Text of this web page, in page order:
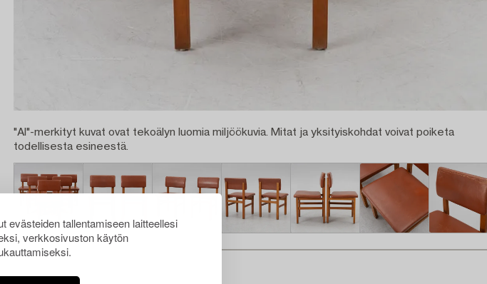
evästeiden tallentamiseen laitteellesi
verkkosivuston käytön
"AI"-merkityt kuvat ovat tekoälyn luomia miljöökuvia. Mitat ja yksityiskohdat voivat poiketa
todellisesta esineestä.